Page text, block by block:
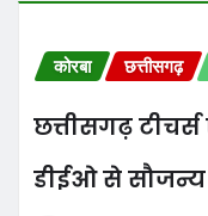
कोरबा छत्तीसगढ़
छत्तीसगढ़ टीचर्स
डीईओ से सौजन्य